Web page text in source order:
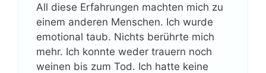
All diese Erfahrungen machten mich zu
einem anderen Menschen. Ich wurde
emotional taub. Nichts berührte mich
mehr. Ich konnte weder trauern noch
weinen bis zum Tod. Ich hatte keine